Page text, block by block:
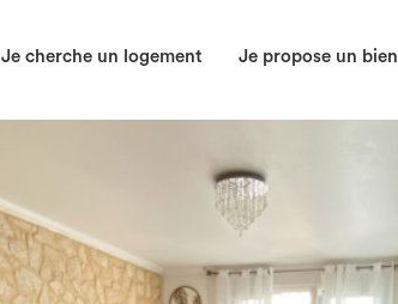
Je cherche un logement Je propose un bien